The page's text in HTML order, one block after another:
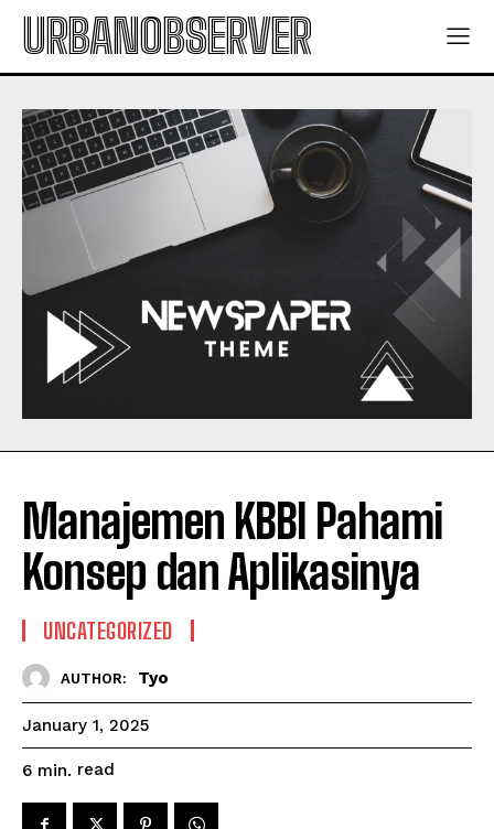
URBANOBSERVER
Manajemen KBBI Pahami
Konsep dan Aplikasinya
UNCATEGORIZED
AUTHOR: Tyo
January 1, 2025
6 min. read